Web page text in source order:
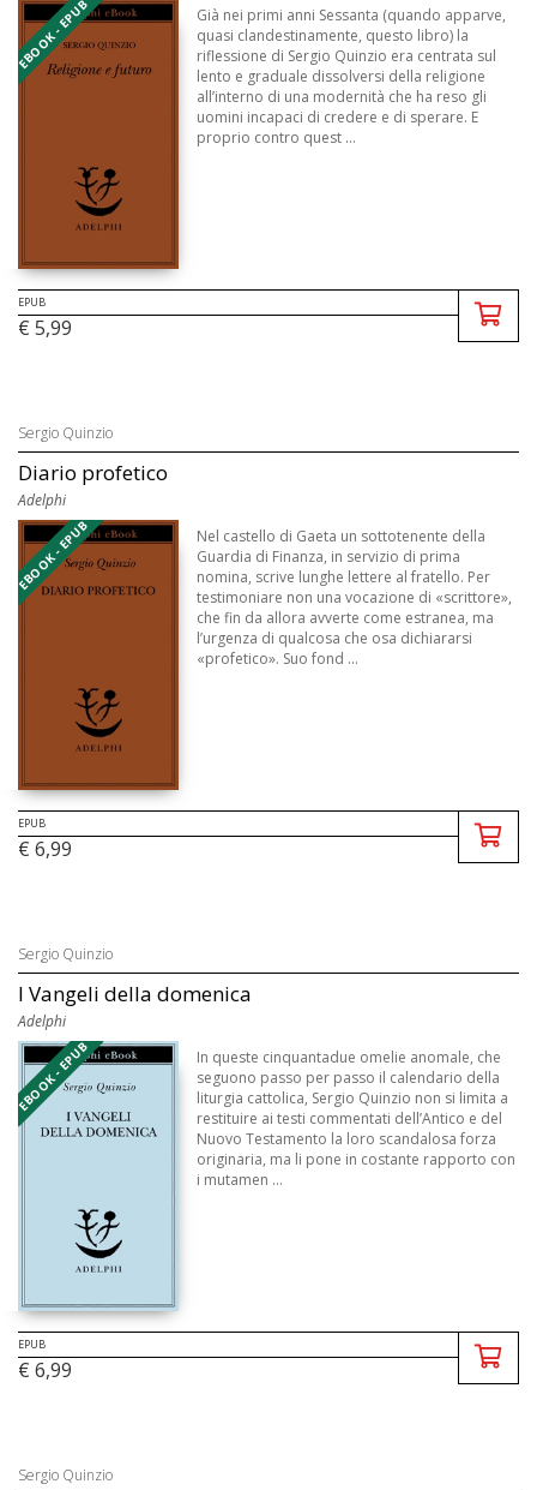
EBOOK - EPUB
Già nei primi anni Sessanta (quando apparve,
quasi clandestinamente, questo libro) la
riflessione di Sergio Quinzio era centrata sul
lento e graduale dissolversi della religione
all’interno di una modernità che ha reso gli
uomini incapaci di credere e di sperare. E
proprio contro quest ...
EPUB
€ 5,99
Sergio Quinzio
Diario profetico
Adelphi
EBOOK - EPUB
Nel castello di Gaeta un sottotenente della
Guardia di Finanza, in servizio di prima
nomina, scrive lunghe lettere al fratello. Per
testimoniare non una vocazione di «scrittore»,
che fin da allora avverte come estranea, ma
l’urgenza di qualcosa che osa dichiararsi
«profetico». Suo fond ...
EPUB
€ 6,99
Sergio Quinzio
I Vangeli della domenica
Adelphi
EBOOK - EPUB
In queste cinquantadue omelie anomale, che
seguono passo per passo il calendario della
liturgia cattolica, Sergio Quinzio non si limita a
restituire ai testi commentati dell’Antico e del
Nuovo Testamento la loro scandalosa forza
originaria, ma li pone in costante rapporto con
i mutamen ...
EPUB
€ 6,99
Sergio Quinzio